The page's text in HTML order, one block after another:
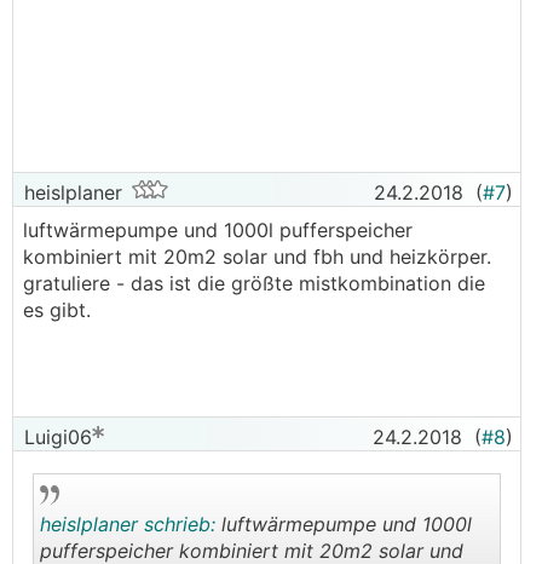
heislplaner 24.2.2018 (#7)
luftwärmepumpe und 1000l pufferspeicher
kombiniert mit 20m2 solar und fbh und heizkörper.
gratuliere - das ist die größte mistkombination die
es gibt.
Luigi06 24.2.2018 (#8)
heislplaner schrieb: luftwärmepumpe und 1000l
pufferspeicher kombiniert mit 20m2 solar und